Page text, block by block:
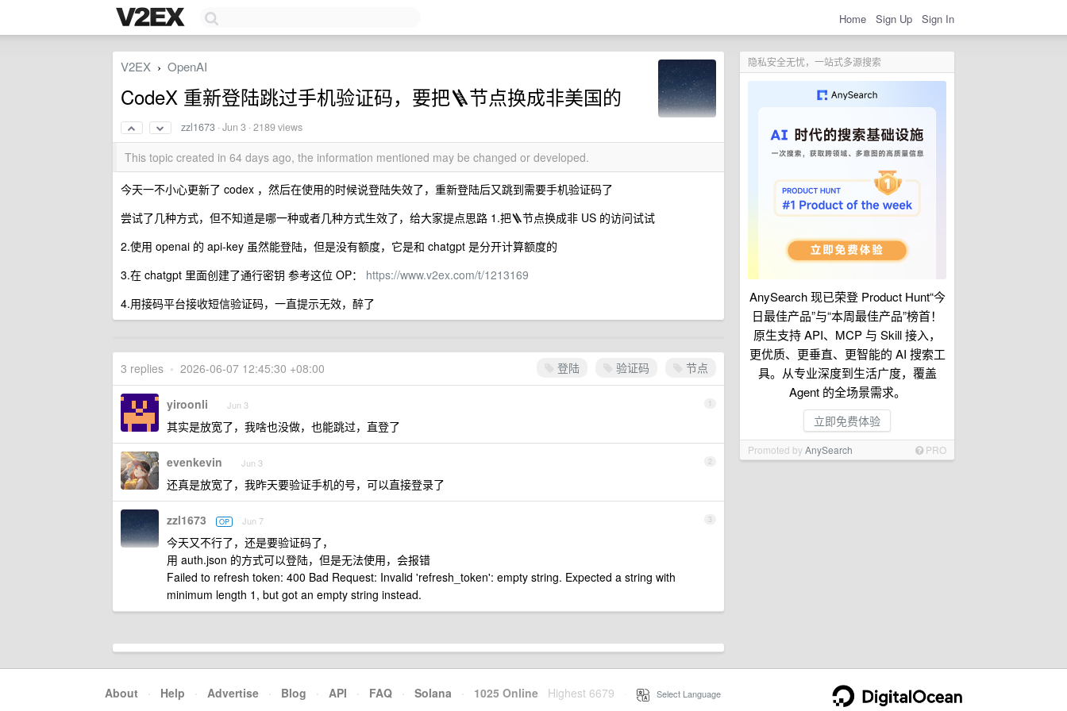
Home Sign Up Sign In
隐私安全无忧，一站式多源搜索
AnySearch 现已荣登 Product Hunt“今
日最佳产品”与“本周最佳产品”榜首！
原生支持 API、MCP 与 Skill 接入，
更优质、更垂直、更智能的 AI 搜索工
具。从专业深度到生活广度，覆盖
Agent 的全场景需求。
立即免费体验
Promoted byAnySearch PRO
V2EX › OpenAI
CodeX 重新登陆跳过手机验证码，要把🪜节点换成非美国的
zzl1673 ·Jun 3 · 2189 views
This topic created in 64 days ago, the information mentioned may be changed or developed.
今天一不小心更新了 codex ，然后在使用的时候说登陆失效了，重新登陆后又跳到需要手机验证码了
尝试了几种方式，但不知道是哪一种或者几种方式生效了，给大家提点思路 1.把🪜节点换成非 US 的访问试试
2.使用 openai 的 api-key 虽然能登陆，但是没有额度，它是和 chatgpt 是分开计算额度的
3.在 chatgpt 里面创建了通行密钥 参考这位 OP： https://www.v2ex.com/t/1213169
4.用接码平台接收短信验证码，一直提示无效，醉了
登陆 验证码 节点
3 replies • 2026-06-07 12:45:30 +08:00
1
yiroonli Jun 3
其实是放宽了，我啥也没做，也能跳过，直登了
2
evenkevin Jun 3
还真是放宽了，我昨天要验证手机的号，可以直接登录了
3
zzl1673 OP Jun 7
今天又不行了，还是要验证码了，
用 auth.json 的方式可以登陆，但是无法使用，会报错
Failed to refresh token: 400 Bad Request: Invalid 'refresh_token': empty string. Expected a string with
minimum length 1, but got an empty string instead.
About · Help · Advertise · Blog · API · FAQ · Solana · 1025 Online Highest 6679 Select Language